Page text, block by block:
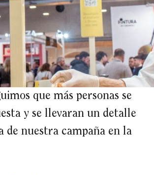
que más personas se
y se llevaran un detalle
de nuestra campaña en la